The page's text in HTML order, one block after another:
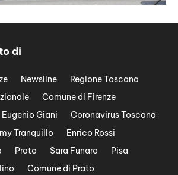
di
Newsline
Regione Toscana
Comune di Firenze
Eugenio Giani
Coronavirus Toscana
Tranquillo
Enrico Rossi
Prato Sara Funaro
Pisa
Comune di Prato